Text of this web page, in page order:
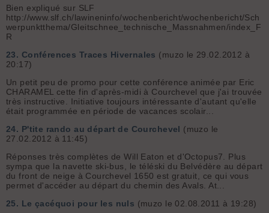
Bien expliqué sur SLF
http://www.slf.ch/lawineninfo/wochenbericht/wochenbericht/Sch
werpunktthema/Gleitschnee_technische_Massnahmen/index_F
R
23. Conférences Traces Hivernales (muzo le 29.02.2012 à
20:17)
Un petit peu de promo pour cette conférence animée par Eric
CHARAMEL cette fin d'après-midi à Courchevel que j'ai trouvée
très instructive. Initiative toujours intéressante d'autant qu'elle
était programmée en période de vacances scolair...
24. P'tite rando au départ de Courchevel (muzo le
27.02.2012 à 11:45)
Réponses très complètes de Will Eaton et d'Octopus7. Plus
sympa que la navette ski-bus, le téléski du Belvédère au départ
du front de neige à Courchevel 1650 est gratuit, ce qui vous
permet d'accéder au départ du chemin des Avals. At...
25. Le çacéquoi pour les nuls (muzo le 02.08.2011 à 19:28)